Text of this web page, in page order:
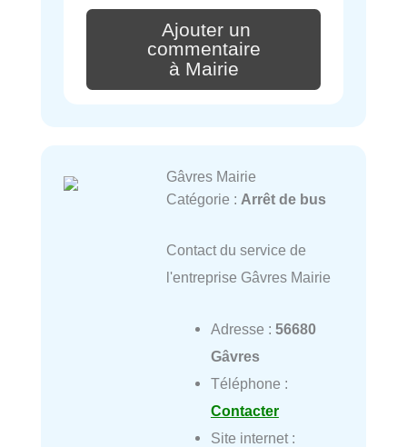
Ajouter un
commentaire
à Mairie
Gâvres Mairie
Catégorie : Arrêt de bus
Contact du service de
l'entreprise Gâvres Mairie
Adresse : 56680
Gâvres
Téléphone :
Contacter
Site internet :